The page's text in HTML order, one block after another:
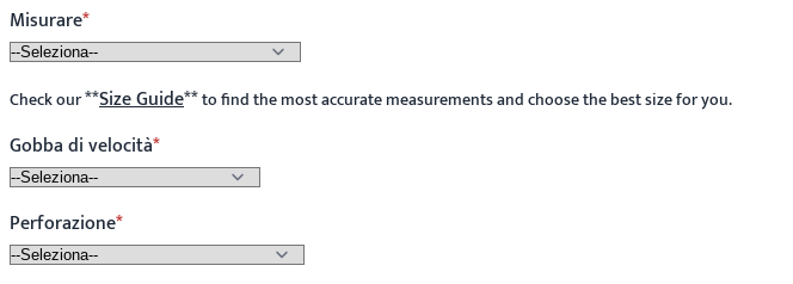
Misurare
Check our**Size Guide**to find the most accurate measurements and choose the best size for you.
Gobba di velocità
Perforazione